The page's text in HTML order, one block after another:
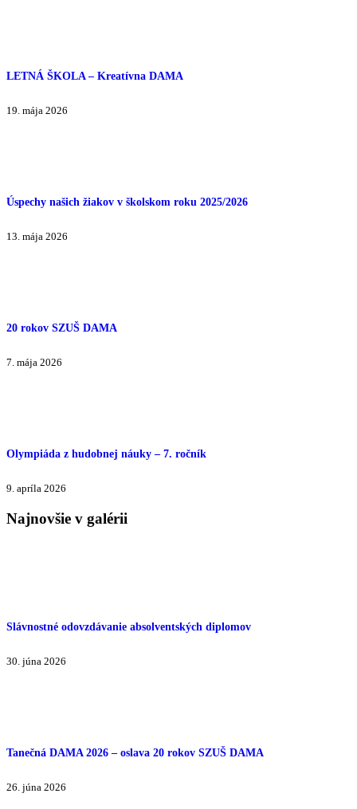
LETNÁ ŠKOLA – Kreatívna DAMA
19. mája 2026
Úspechy našich žiakov v školskom roku 2025/2026
13. mája 2026
20 rokov SZUŠ DAMA
7. mája 2026
Olympiáda z hudobnej náuky – 7. ročník
9. apríla 2026
Najnovšie v galérii
Slávnostné odovzdávanie absolventských diplomov
30. júna 2026
Tanečná DAMA 2026 – oslava 20 rokov SZUŠ DAMA
26. júna 2026